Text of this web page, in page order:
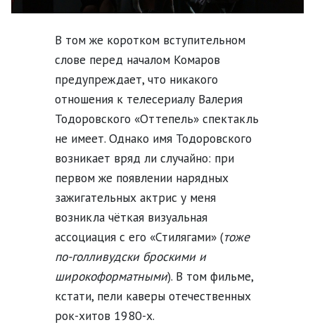
В том же коротком вступительном
слове перед началом Комаров
предупреждает, что никакого
отношения к телесериалу Валерия
Тодоровского «Оттепель» спектакль
не имеет. Однако имя Тодоровского
возникает вряд ли случайно: при
первом же появлении нарядных
зажигательных актрис у меня
возникла чёткая визуальная
ассоциация с его «Стилягами» (тоже
по-голливудски броскими и
широкоформатными). В том фильме,
кстати, пели каверы отечественных
рок-хитов 1980-х.